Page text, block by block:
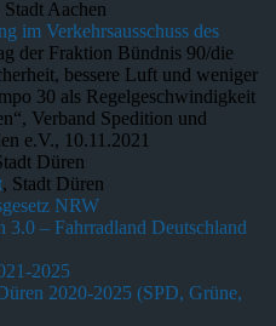
Stadt Aachen
im Verkehrsausschuss des
der Fraktion Bündnis 90/die
bessere Luft und weniger
30 als Regelgeschwindigkeit
Verband Spedition und
e.V., 10.11.2021
Düren
, Stadt Düren
NRW
3.0 – Fahrradland Deutschland
2025
2020-2025 (SPD, Grüne,